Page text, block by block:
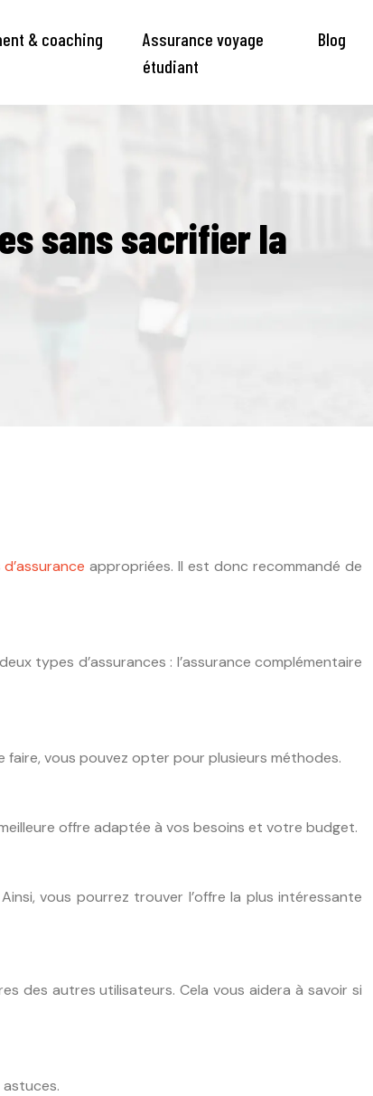
& coaching
Assurance voyage
étudiant
Blog
sans sacrifier la
appropriées. Il est donc recommandé de
types d’assurances : l’assurance complémentaire
faire, vous pouvez opter pour plusieurs méthodes.
offre adaptée à vos besoins et votre budget.
vous pourrez trouver l’offre la plus intéressante
des autres utilisateurs. Cela vous aidera à savoir si